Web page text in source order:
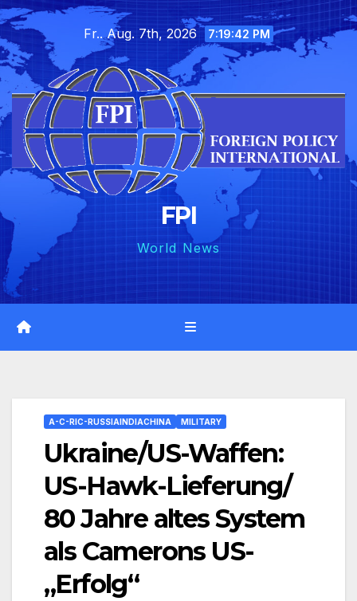
Skip
to
content
Fr.. Aug. 7th, 2026 7:19:43 PM
FPI
World News
A-C-RIC-RUSSIAINDIACHINA MILITARY
Ukraine/US-Waffen:
US-Hawk-Lieferung/
80 Jahre altes System
als Camerons US-
„Erfolg“